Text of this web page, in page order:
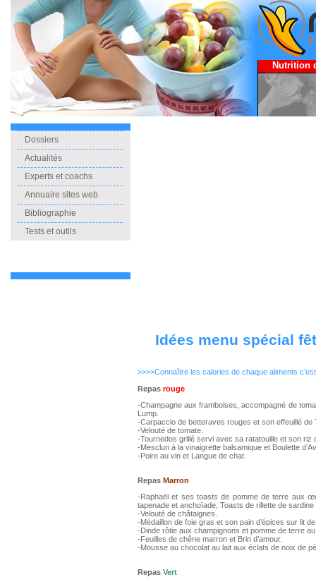
Nutrition
Dossiers
Actualités
Experts et coachs
Annuaire sites web
Bibliographie
Tests et outils
Idées menu spécial
>>>>Connaître les calories de chaque aliments
Repas rouge
-Champagne aux framboises, accompagné de
Lump.
-Carpaccio de betteraves rouges et son effeuillé de
-Velouté de tomate.
-Tournedos grillé servi avec sa ratatouille et son riz
-Mesclun à la vinaigrette balsamique et Boulette
-Poire au vin et Langue de chat.
Repas Marron
-Raphaël et ses toasts de pomme de terre aux
tapenade et anchoïade, Toasts de rillette de sardine
-Velouté de châtaignes.
-Médaillon de foie gras et son pain d’épices sur lit
-Dinde rôtie aux champignons et pomme de terre
-Feuilles de chêne marron et Brin d’amour.
-Mousse au chocolat au lait aux éclats de noix de
Repas Vert